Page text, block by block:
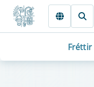
Fara beint í Meginmál
Fréttir